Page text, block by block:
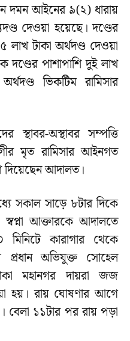
দমন আইনের ৯(২) ধারায়
দেওয়া হয়েছে। দণ্ডের
টাকা অর্থদণ্ড দেওয়া
দণ্ডের পাশাপাশি দুই লাখ
ভিকটিম রামিসার
স্থাবর-অস্থাবর সম্পত্তি
মৃত রামিসার আইনগত
দিয়েছেন আদালত।
সকাল সাড়ে ৮টার দিকে
স্বপ্না আক্তারকে আদালতে
কারাগার থেকে
অভিযুক্ত সোহেল
মহানগর দায়রা জজ
হয়। রায় ঘোষণার আগে
১১টার পর রায় পড়া